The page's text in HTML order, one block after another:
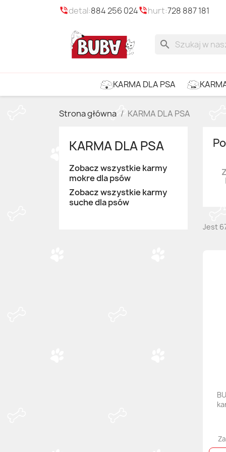
phone_in_talkdetal:884 256 024phone_in_talkhurt:728 887 181
search
KARMA DLA PSA
Strona główna KARMA DLA PSA
KARMA DLA PSA
Zobacz wszystkie karmy
mokre dla psów
Zobacz wszystkie karmy
suche dla psów
Jest